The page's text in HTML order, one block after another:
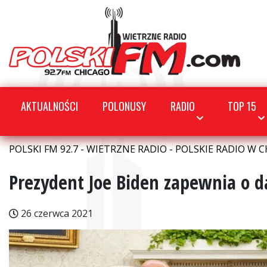
AKTUALNOŚCI POLONUSY RADIO TOP 15
POLSKI FM 92.7 - WIETRZNE RADIO - POLSKIE RADIO W
Prezydent Joe Biden zapewnia o
26 czerwca 2021